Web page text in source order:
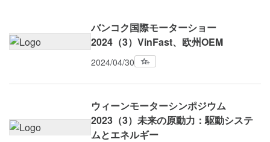
バンコク国際モーターショー
2024（3）VinFast、欧州OEM
2024/04/30
ウィーンモーターシンポジウム
2023（3）未来の原動力：駆動システ
ムとエネルギー